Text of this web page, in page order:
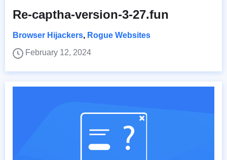
Re-captha-version-3-27.fun
Browser Hijackers, Rogue Websites
February 12, 2024